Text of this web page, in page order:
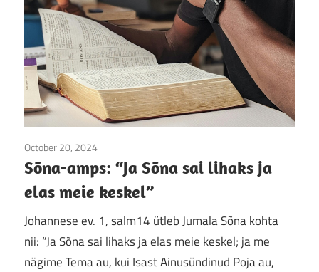
October 20, 2024
Sõna-amps: “Ja Sõna sai lihaks ja
elas meie keskel”
Johannese ev. 1, salm14 ütleb Jumala Sõna kohta
nii: “Ja Sõna sai lihaks ja elas meie keskel; ja me
nägime Tema au, kui Isast Ainusündinud Poja au,